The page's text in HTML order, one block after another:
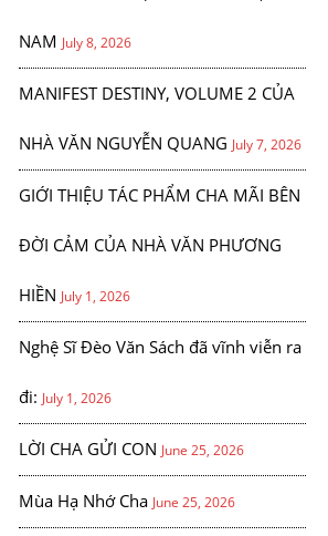
NAM July 8, 2026
MANIFEST DESTINY, VOLUME 2 CỦA
NHÀ VĂN NGUYỄN QUANG July 7, 2026
GIỚI THIỆU TÁC PHẨM CHA MÃI BÊN
ĐỜI CẢM CỦA NHÀ VĂN PHƯƠNG
HIỀN July 1, 2026
Nghệ Sĩ Đèo Văn Sách đã vĩnh viễn ra
đi: July 1, 2026
LỜI CHA GỬI CON June 25, 2026
Mùa Hạ Nhớ Cha June 25, 2026